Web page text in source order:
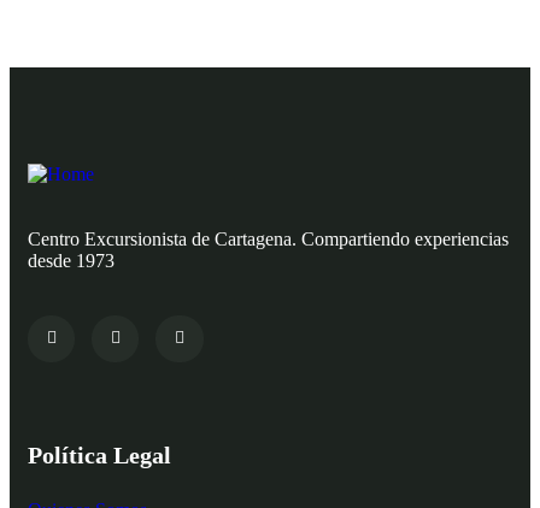
Centro Excursionista de Cartagena. Compartiendo experiencias
desde 1973
Política Legal